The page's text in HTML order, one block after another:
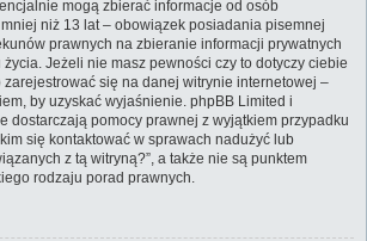
mogą zbierać informacje od osób
niż 13 lat – obowiązek posiadania pisemnej
prawnych na zbieranie informacji prywatnych
Jeżeli nie masz pewności czy to dotyczy ciebie
się na danej witrynie internetowej –
by uzyskać wyjaśnienie. phpBB Limited i
dostarczają pomocy prawnej z wyjątkiem przypadku
się kontaktować w sprawach nadużyć lub
z tą witryną?”, a także nie są punktem
rodzaju porad prawnych.